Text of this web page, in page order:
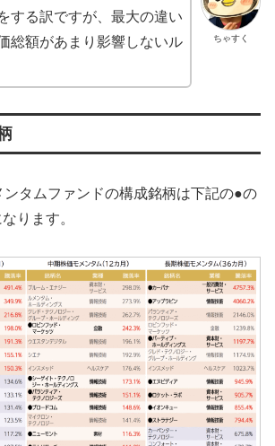
ちゃすく
する訳ですが、最大の違い
総額があまり影響しないル
ンタムファンドの構成銘柄は下記の●の
ります。